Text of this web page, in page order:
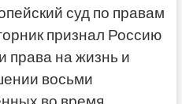
суд по правам
признал Россию
права на жизнь и
восьми